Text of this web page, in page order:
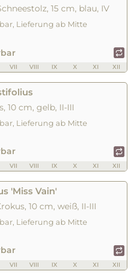
15 cm, blau, IV
Lieferung ab Mitte
VII VIII IX X XI XII
10 cm, gelb, II-III
Lieferung ab Mitte
VII VIII IX X XI XII
'Miss Vain'
10 cm, weiß, II-III
Lieferung ab Mitte
VII VIII IX X XI XII